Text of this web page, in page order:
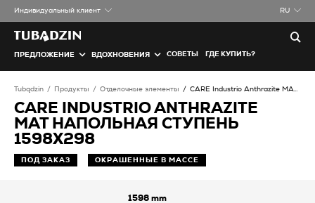
Индивидуальный клиент RU
ПРЕДЛОЖЕНИЕ ВДОХНОВЕНИЯ СОВЕТЫ ГДЕ КУПИТЬ?
Tubądzin Продукты Отделочные элементы CARE Industrio Anthrazite MAT Напольная ступень
CARE INDUSTRIO ANTHRAZITE
MAT НАПОЛЬНАЯ СТУПЕНЬ
1598X298
ПОД ЗАКАЗ ОКРАШЕННЫЕ В МАССЕ
1598